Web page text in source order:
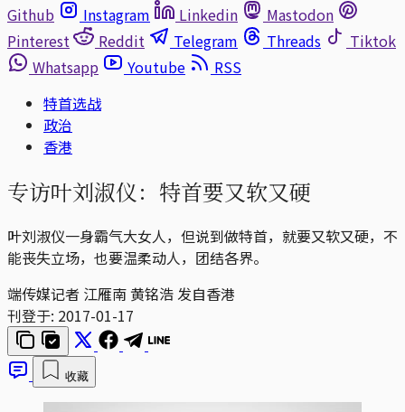
Github
Instagram Linkedin
Mastodon
Pinterest
Reddit Telegram Threads
Tiktok
Whatsapp
Youtube
RSS
特首选战
政治
香港
专访叶刘淑仪：特首要又软又硬
叶刘淑仪一身霸气大女人，但说到做特首，就要又软又硬，不
能丧失立场，也要温柔动人，团结各界。
端传媒记者 江雁南 黄铭浩 发自香港
刊登于: 2017-01-17
收藏